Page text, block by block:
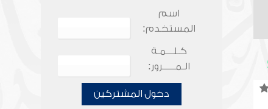
اسم
المستخدم:
كـلـــمـة
الـمـــــرور:
دخول المشتركين